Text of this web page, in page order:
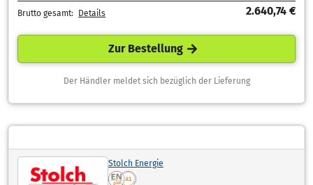
Brutto gesamt: Details 2.640,74 €
Zur Bestellung
Der Händler meldet sich bezüglich der Lieferung
Stolch Energie